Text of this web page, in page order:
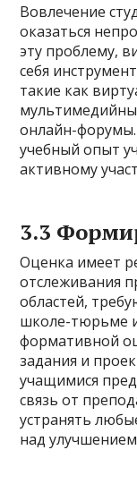
Вовлечение
оказаться
эту проблему,
себя
такие как
онлайн-
учебный опыт
активному
3.3
Оценка имеет
отслеживания
областей,
школе-тюрьме
формативной
задания и
учащимися
связь от
устранять
над